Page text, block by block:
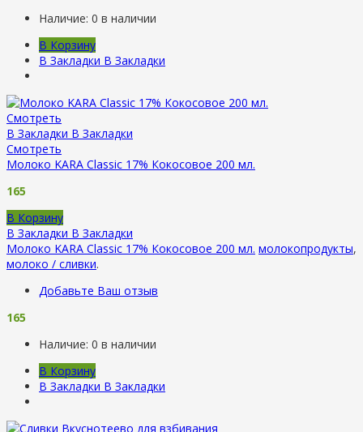
Наличие: 0 в наличии
В Корзину
В Закладки В Закладки
Смотреть
В Закладки В Закладки
Смотреть
Молоко KARA Classic 17% Кокосовое 200 мл.
165
В Корзину
В Закладки В Закладки
Молоко KARA Classic 17% Кокосовое 200 мл. молокопродукты,
молоко / сливки.
Добавьте Ваш отзыв
165
Наличие: 0 в наличии
В Корзину
В Закладки В Закладки